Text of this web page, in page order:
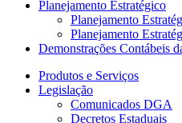
Planejamento Estratégico
Planejamento
Planejamento
Demonstrações Contábeis
Produtos e Serviços
Legislação
Comunicados DGA
Decretos Estaduais